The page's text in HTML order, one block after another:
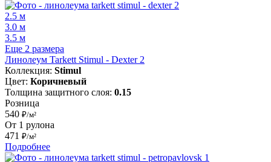
2.5 м
3.0 м
3.5 м
Еще 2 размера
Линолеум Tarkett Stimul - Dexter 2
Коллекция: Stimul
Цвет: Коричневый
Толщина защитного слоя: 0.15
Розница
540 ₽/м²
От 1 рулона
471 ₽/м²
Подробнее